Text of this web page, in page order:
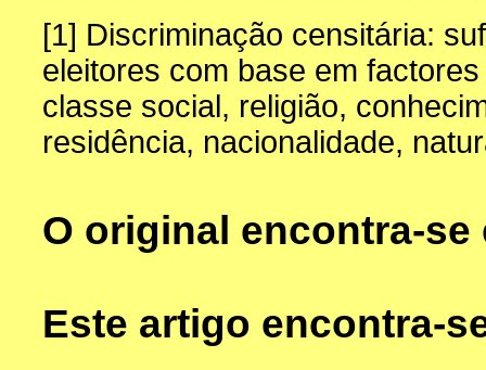
[1] Discriminação censitária:
eleitores com base em
classe social, religião,
residência, nacionalidade,
O original encontra-
Este artigo encontra-